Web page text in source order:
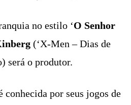
no estilo ‘O Senhor
(‘X-Men – Dias de
será o produtor.
conhecida por seus jogos de